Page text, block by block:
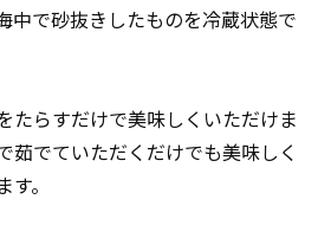
中で砂抜きしたものを冷蔵状態で
たらすだけで美味しくいただけま
茹でていただくだけでも美味しく
。